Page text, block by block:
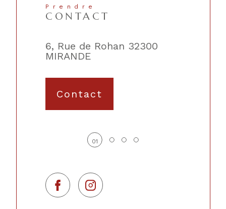
Prendre
CONTACT
6, Rue de Rohan 32300
MIRANDE
Contact
01